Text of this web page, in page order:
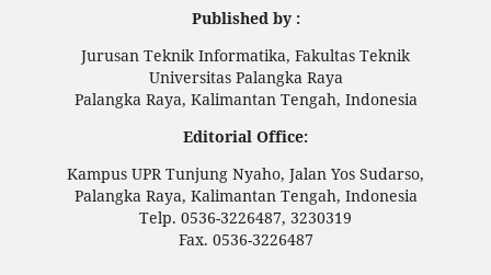
Published by :
Jurusan Teknik Informatika, Fakultas Teknik
Universitas Palangka Raya
Palangka Raya, Kalimantan Tengah, Indonesia
Editorial Office:
Kampus UPR Tunjung Nyaho, Jalan Yos Sudarso,
Palangka Raya, Kalimantan Tengah, Indonesia
Telp. 0536-3226487, 3230319
Fax. 0536-3226487